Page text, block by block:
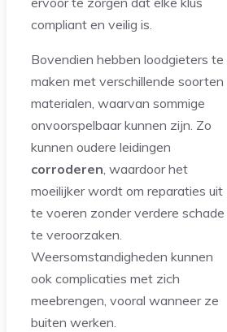
compliant en veilig is.
Bovendien hebben loodgieters te
maken met verschillende soorten
materialen, waarvan sommige
onvoorspelbaar kunnen zijn. Zo
kunnen oudere leidingen
corroderen, waardoor het
moeilijker wordt om reparaties uit
te voeren zonder verdere schade
te veroorzaken.
Weersomstandigheden kunnen
ook complicaties met zich
meebrengen, vooral wanneer ze
buiten werken.